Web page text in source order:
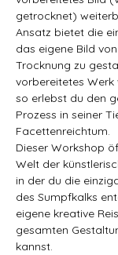
getrocknet)
Ansatz bietet die
das eigene Bild
Trocknung zu
vorbereitetes
so erlebst du den
Prozess in seiner
Facettenreichtum.
Dieser Workshop
Welt der
in der du die
des Sumpfkalks
eigene kreative
gesamten
kannst.